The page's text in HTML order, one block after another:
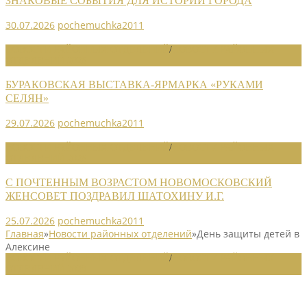
30.07.2026 pochemuchka2011
/
БУРАКОВСКАЯ ВЫСТАВКА-ЯРМАРКА «РУКАМИ
СЕЛЯН»
29.07.2026 pochemuchka2011
/
С ПОЧТЕННЫМ ВОЗРАСТОМ НОВОМОСКОВСКИЙ
ЖЕНСОВЕТ ПОЗДРАВИЛ ШАТОХИНУ И.Г.
25.07.2026 pochemuchka2011
Главная»Новости районных отделений»День защиты детей в
Алексине
/